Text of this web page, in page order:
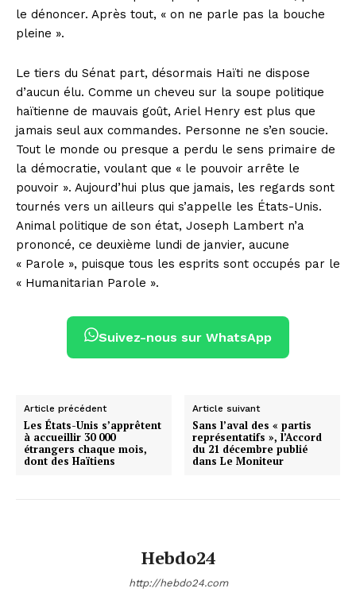
le dénoncer. Après tout, « on ne parle pas la bouche
pleine ».
Le tiers du Sénat part, désormais Haïti ne dispose
d’aucun élu. Comme un cheveu sur la soupe politique
haïtienne de mauvais goût, Ariel Henry est plus que
jamais seul aux commandes. Personne ne s’en soucie.
Tout le monde ou presque a perdu le sens primaire de
la démocratie, voulant que « le pouvoir arrête le
pouvoir ». Aujourd’hui plus que jamais, les regards sont
tournés vers un ailleurs qui s’appelle les États-Unis.
Animal politique de son état, Joseph Lambert n’a
prononcé, ce deuxième lundi de janvier, aucune
« Parole », puisque tous les esprits sont occupés par le
« Humanitarian Parole ».
Suivez-nous sur WhatsApp
Article précédent
Les États-Unis s’apprêtent
à accueillir 30 000
étrangers chaque mois,
dont des Haïtiens
Article suivant
Sans l’aval des « partis
représentatifs », l’Accord
du 21 décembre publié
dans Le Moniteur
Hebdo24
http://hebdo24.com